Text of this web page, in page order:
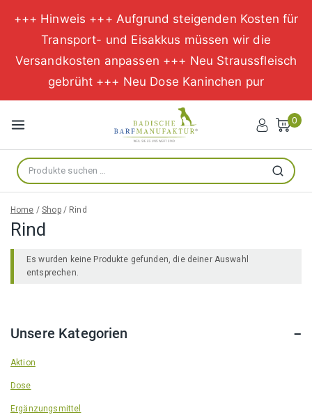
+++ Hinweis +++ Aufgrund steigenden Kosten für
Transport- und Eisakkus müssen wir die
Versandkosten anpassen +++ Neu Straussfleisch
gebrüht +++ Neu Dose Kaninchen pur
Inhalt
springen
0
Suche
nach:
Suchen
Home / Shop / Rind
Rind
Es wurden keine Produkte gefunden, die deiner Auswahl
entsprechen.
Unsere Kategorien
Aktion
Dose
Ergänzungsmittel